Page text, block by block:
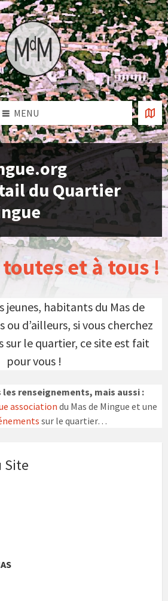
MENU
du Quartier
et à tous !
jeunes, habitants du Mas de
ou d’ailleurs, si vous cherchez
sur le quartier, ce site est fait
pour vous !
renseignements, mais aussi :
association du Mas de Mingue et une
sur le quartier…
Site